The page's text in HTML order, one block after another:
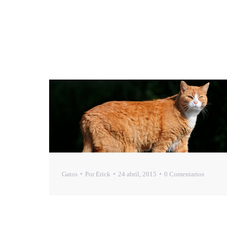
Gatos Por Erick 24 abril, 2015 0 Comentarios